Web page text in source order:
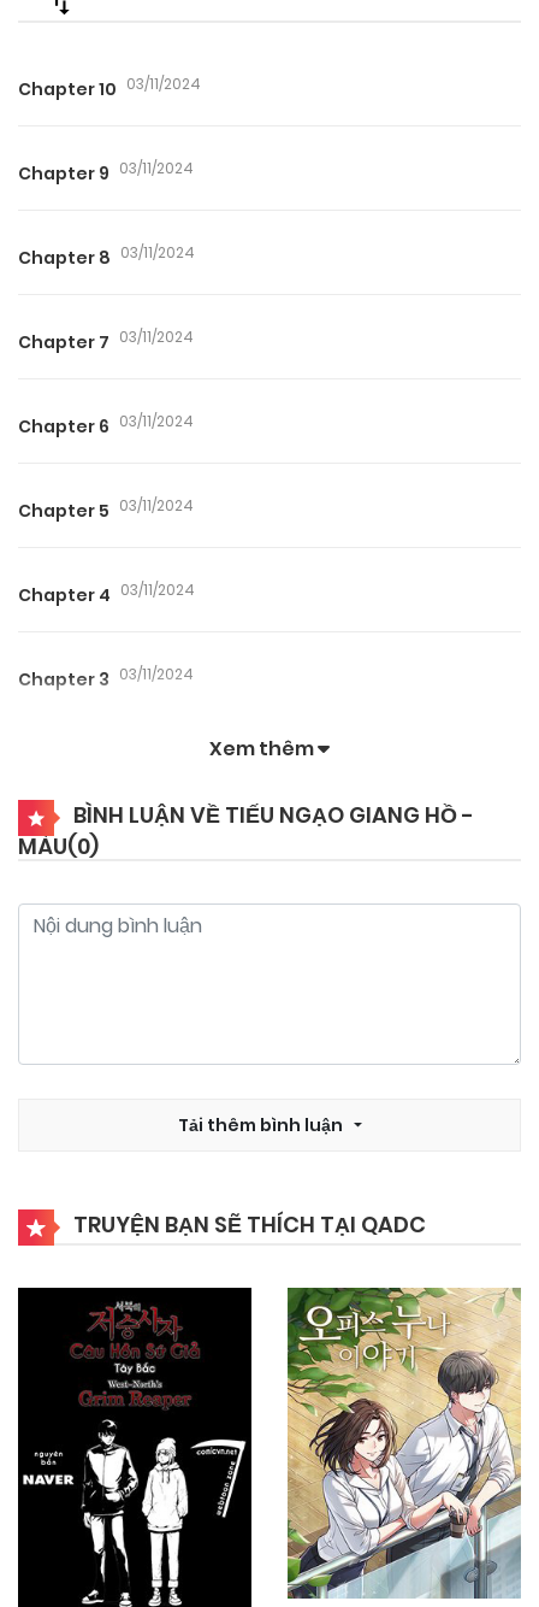
Chapter 10 03/11/2024
Chapter 9 03/11/2024
Chapter 8 03/11/2024
Chapter 7 03/11/2024
Chapter 6 03/11/2024
Chapter 5 03/11/2024
Chapter 4 03/11/2024
Chapter 3 03/11/2024
Chapter 1
Xem thêm
BÌNH LUẬN VỀ TIẾU NGẠO GIANG HỒ -
MÀU(0)
Tải thêm bình luận
TRUYỆN BẠN SẼ THÍCH TẠI QADC